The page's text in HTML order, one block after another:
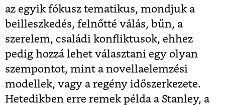
az egyik fókusz tematikus, mondjuk a
beilleszkedés, felnőtté válás, bűn, a
szerelem, családi konfliktusok, ehhez
pedig hozzá lehet választani egy olyan
szempontot, mint a novellaelemzési
modellek, vagy a regény időszerkezete.
Hetedikben erre remek példa a Stanley, a